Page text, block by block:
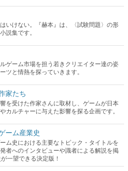
ゲーム市場を担う若きクリエイター達の姿
ツと情熱を探っていきます。
家たち
を受けた作家さんに取材し、ゲームが日本
カルチャーに与えた影響を探る企画です。
ーム産業史
ム史における主要なトピック・タイトルを
者へのインタビューや識者による解説を掲
ゲームクリエイターの青春〜
と箸』等で知られるマンガ家・田中圭一先
レポートマンガです。